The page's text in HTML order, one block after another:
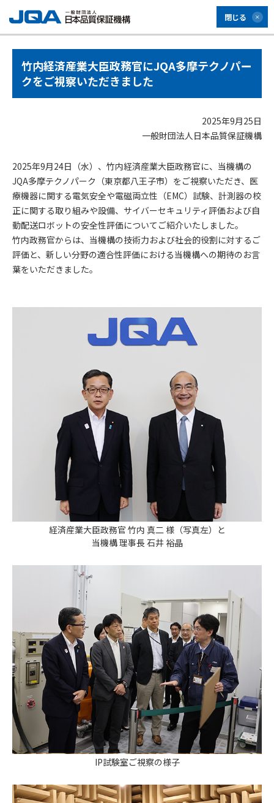
閉じる
竹内経済産業大臣政務官にJQA多摩テクノパー
クをご視察いただきました
2025年9月25日
一般財団法人日本品質保証機構
2025年9月24日（水）、竹内経済産業大臣政務官に、当機構の
JQA多摩テクノパーク（東京都八王子市）をご視察いただき、医
療機器に関する電気安全や電磁両立性（EMC）試験、計測器の校
正に関する取り組みや設備、サイバーセキュリティ評価および自
動配送ロボットの安全性評価についてご紹介いたしました。
竹内政務官からは、当機構の技術力および社会的役割に対するご
評価と、新しい分野の適合性評価における当機構への期待のお言
葉をいただきました。
経済産業大臣政務官 竹内 真二 様（写真左）と
当機構 理事長 石井 裕晶
IP試験室ご視察の様子